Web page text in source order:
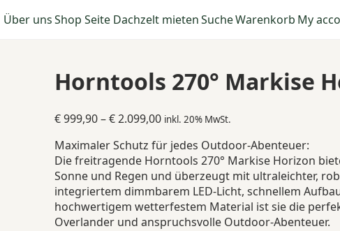
Über uns Shop Seite Dachzelt mietenSucheWarenkorb My
Horntools 270° Markise
€999,90–€2.099,00Preisspanne:
bis
€ 2.099,00
inkl. 20% MwSt.
Maximaler Schutz für jedes Outdoor-Abenteuer:
Die freitragende Horntools 270° Markise Horizon
Sonne und Regen und überzeugt mit ultraleichter,
integriertem dimmbarem LED-Licht, schnellem
hochwertigem wetterfestem Material ist sie die
Overlander und anspruchsvolle Outdoor-Abenteuer.